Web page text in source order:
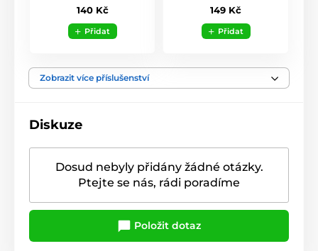
140 Kč
Přidat
149 Kč
Přidat
Zobrazit více příslušenství
Diskuze
Dosud nebyly přidány žádné otázky.
Ptejte se nás, rádi poradíme
Položit dotaz